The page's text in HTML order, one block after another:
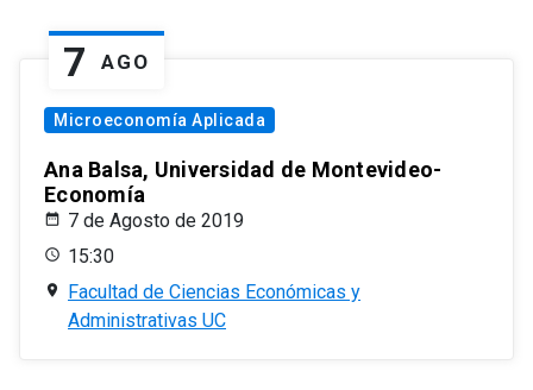
7 AGO
Microeconomía Aplicada
Ana Balsa, Universidad de Montevideo-
Economía
7 de Agosto de 2019
15:30
Facultad de Ciencias Económicas y
Administrativas UC